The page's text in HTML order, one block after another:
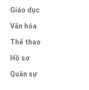
Giáo dục
Văn hóa
Thể thao
Hồ sơ
Quân sự